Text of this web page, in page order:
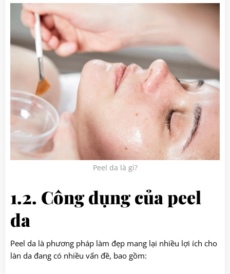
Peel da là gì?
1.2. Công dụng của peel
da
Peel da là phương pháp làm đẹp mang lại nhiều lợi ích cho
làn da đang có nhiều vấn đề, bao gồm: